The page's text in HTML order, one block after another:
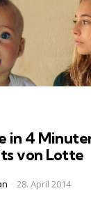
in 4
von Lotte
28. April 2014